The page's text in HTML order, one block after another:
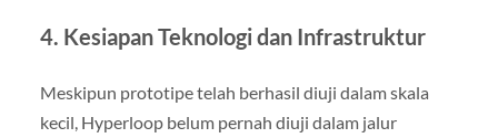
4. Kesiapan Teknologi dan Infrastruktur
Meskipun prototipe telah berhasil diuji dalam skala
kecil, Hyperloop belum pernah diuji dalam jalur